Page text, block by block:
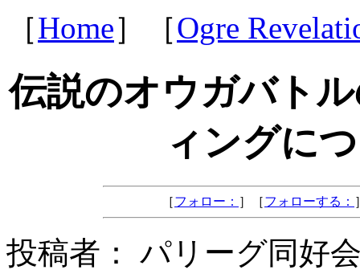
［Home］［Ogre
伝説のオウガバト
ィングに
［フォロー： ］［フォローする：
投稿者： パリーグ同好